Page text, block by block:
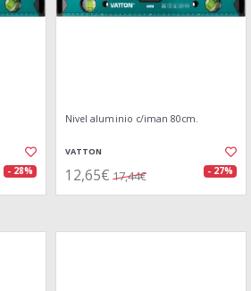
- 28%
Nivel aluminio c/iman 80cm.
VATTON
12,65€ 17,44€ - 27%